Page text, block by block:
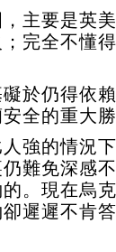
主要是英
完全不懂
於仍得依
全的重大
強的情況
難免深感
。現在烏
遲遲不肯